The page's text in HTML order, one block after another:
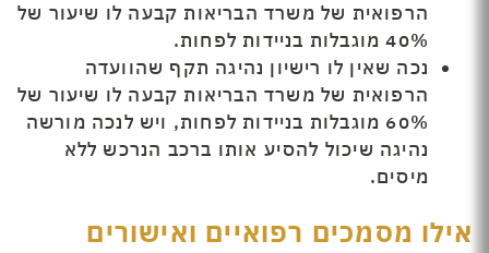
הרפואית של משרד הבריאות קבעה לו שיעור של
40% מוגבלות בניידות לפחות.
נכה שאין לו רישיון נהיגה תקף שהוועדה
הרפואית של משרד הבריאות קבעה לו שיעור של
60% מוגבלות בניידות לפחות, ויש לנכה מורשה
נהיגה שיכול להסיע אותו ברכב הנרכש ללא
מיסים.
אילו מסמכים רפואיים ואישורים